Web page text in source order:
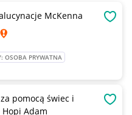
McKenna
OSOBA PRYWATNA
pomocą świec i
Adam